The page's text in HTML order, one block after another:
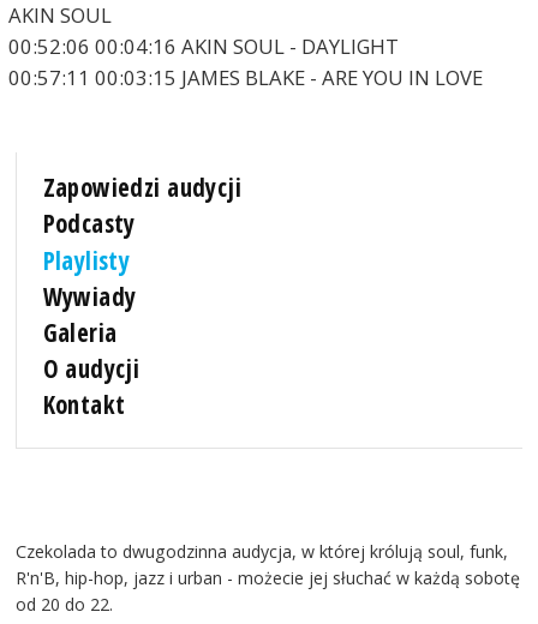
AKIN SOUL
00:52:06 00:04:16 AKIN SOUL - DAYLIGHT
00:57:11 00:03:15 JAMES BLAKE - ARE YOU IN LOVE
Zapowiedzi audycji
Podcasty
Playlisty
Wywiady
Galeria
O audycji
Kontakt
Czekolada to dwugodzinna audycja, w której królują soul, funk,
R'n'B, hip-hop, jazz i urban - możecie jej słuchać w każdą sobotę
od 20 do 22.